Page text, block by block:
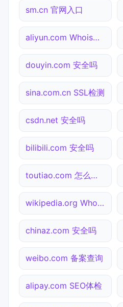
sm.cn 官网入口
aliyun.com Whois查询
douyin.com 安全吗
sina.com.cn SSL检测
csdn.net 安全吗
bilibili.com 安全吗
toutiao.com 怎么进入
wikipedia.org Whois查询
chinaz.com 安全吗
weibo.com 备案查询
alipay.com SEO体检